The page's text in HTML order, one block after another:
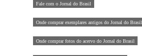
Fale com o Jornal do Brasil
Onde comprar exemplares antigos do Jornal do Brasil
Onde comprar fotos do acervo do Jornal do Brasil